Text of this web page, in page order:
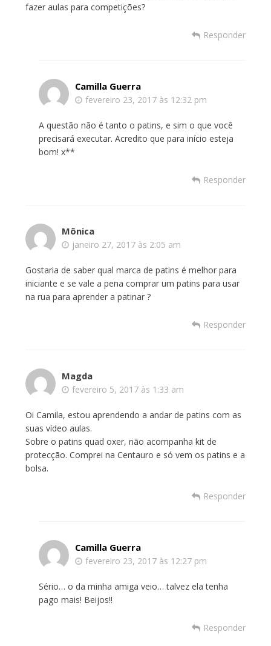
fazer aulas para competições?
Responder
Camilla Guerra
fevereiro 23, 2017 às 12:32 pm
A questão não é tanto o patins, e sim o que você
precisará executar. Acredito que para início esteja
bom! x**
Responder
Mônica
janeiro 27, 2017 às 2:05 am
Gostaria de saber qual marca de patins é melhor para
iniciante e se vale a pena comprar um patins para usar
na rua para aprender a patinar ?
Responder
Magda
fevereiro 5, 2017 às 1:33 am
Oi Camila, estou aprendendo a andar de patins com as
suas vídeo aulas.
Sobre o patins quad oxer, não acompanha kit de
protecção. Comprei na Centauro e só vem os patins e a
bolsa.
Responder
Camilla Guerra
fevereiro 23, 2017 às 12:27 pm
Sério… o da minha amiga veio… talvez ela tenha
pago mais! Beijos!!
Responder